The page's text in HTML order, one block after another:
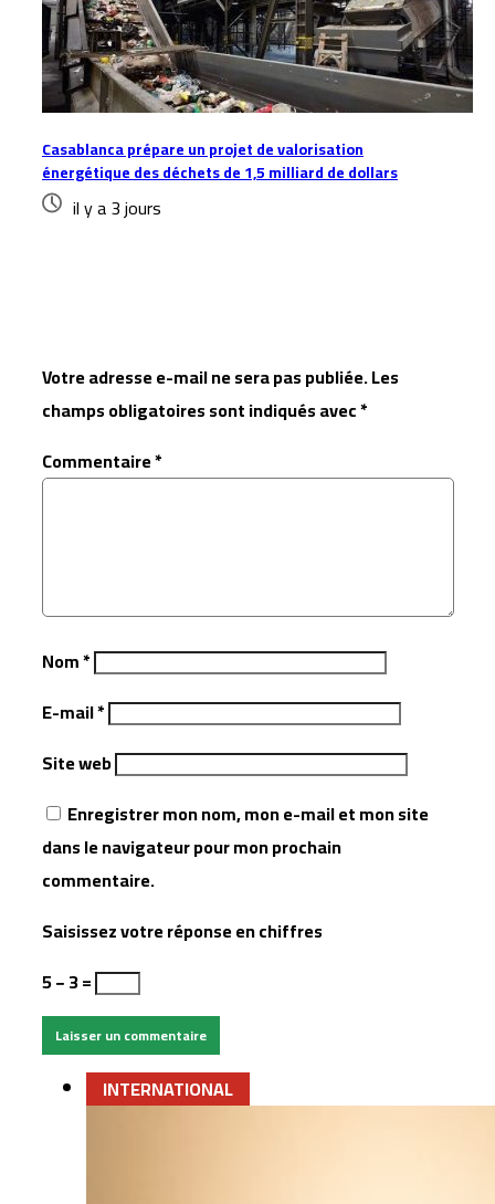
Casablanca prépare un projet de valorisation
énergétique des déchets de 1,5 milliard de dollars
il y a 3 jours
Votre adresse e-mail ne sera pas publiée.Les
champs obligatoires sont indiqués avec*
Commentaire*
Nom*
E-mail*
Site web
Enregistrer mon nom, mon e-mail et mon site
dans le navigateur pour mon prochain
commentaire.
Saisissez votre réponse en chiffres
5 − 3 =
INTERNATIONAL